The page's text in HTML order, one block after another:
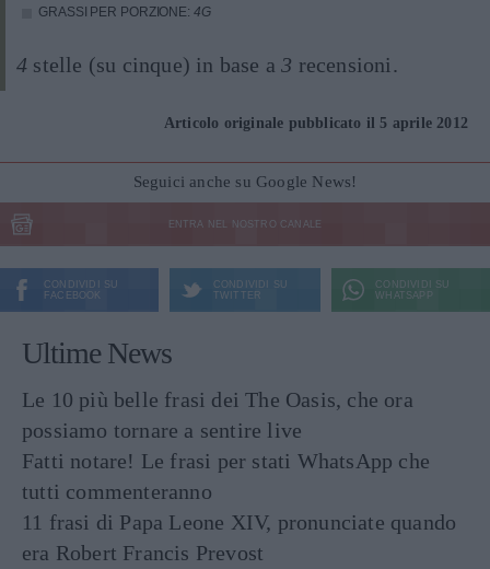
GRASSI PER PORZIONE: 4G
4 stelle (su cinque) in base a3 recensioni.
Articolo originale pubblicato il 5 aprile 2012
Seguici anche su Google News!
ENTRA NEL NOSTRO CANALE
CONDIVIDI SU
FACEBOOK
CONDIVIDI SU
TWITTER
CONDIVIDI SU
WHATSAPP
Ultime News
Le 10 più belle frasi dei The Oasis, che ora
possiamo tornare a sentire live
Fatti notare! Le frasi per stati WhatsApp che
tutti commenteranno
11 frasi di Papa Leone XIV, pronunciate quando
era Robert Francis Prevost